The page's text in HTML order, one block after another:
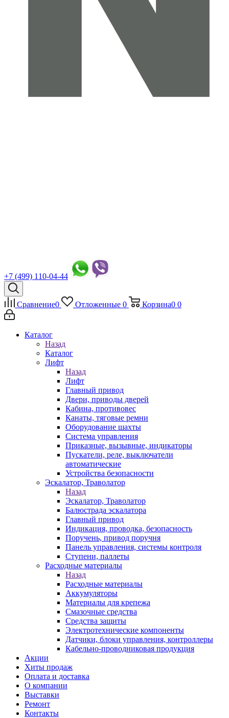
+7 (499) 110-04-44
Сравнение0 Отложенные 0 Корзина0 0
Каталог
Назад
Каталог
Лифт
Назад
Лифт
Главный привод
Двери, приводы дверей
Кабина, противовес
Канаты, тяговые ремни
Оборудование шахты
Система управления
Приказные, вызывные, индикаторы
Пускатели, реле, выключатели
автоматические
Устройства безопасности
Эскалатор, Траволатор
Назад
Эскалатор, Траволатор
Балюстрада эскалатора
Главный привод
Индикация, проводка, безопасность
Поручень, привод поручня
Панель управления, системы контроля
Ступени, паллеты
Расходные материалы
Назад
Расходные материалы
Аккумуляторы
Материалы для крепежа
Смазочные средства
Средства защиты
Электротехнические компоненты
Датчики, блоки управления, контроллеры
Кабельно-проводниковая продукция
Акции
Хиты продаж
Оплата и доставка
О компании
Выставки
Ремонт
Контакты